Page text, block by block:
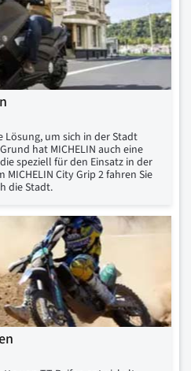
Lösung, um sich in der Stadt
hat MICHELIN auch eine
speziell für den Einsatz in der
City Grip 2 fahren Sie
die Stadt.